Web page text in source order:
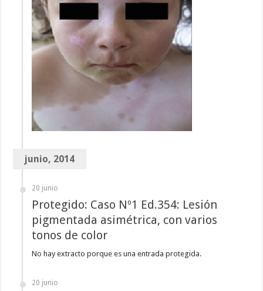
junio, 2014
20 junio
Protegido: Caso Nº1 Ed.354: Lesión
pigmentada asimétrica, con varios
tonos de color
No hay extracto porque es una entrada protegida.
20 junio